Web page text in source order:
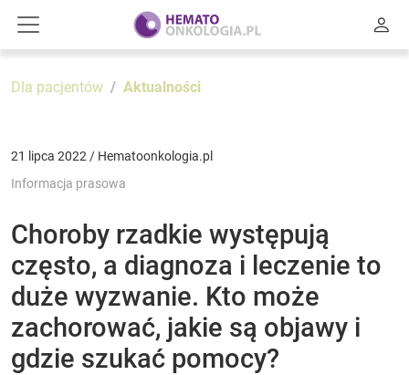
Dla pacjentów Aktualności
21 lipca 2022 / Hematoonkologia.pl
Informacja prasowa
Choroby rzadkie występują
często, a diagnoza i leczenie to
duże wyzwanie. Kto może
zachorować, jakie są objawy i
gdzie szukać pomocy?